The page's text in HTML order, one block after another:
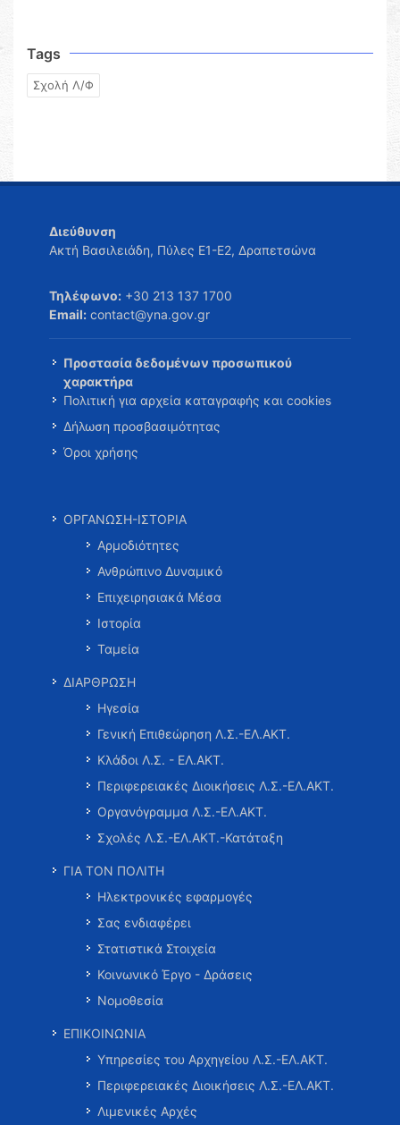
Tags
Σχολή Λ/Φ
Διεύθυνση
Ακτή Βασιλειάδη, Πύλες Ε1-Ε2, Δραπετσώνα
Τηλέφωνο: +30 213 137 1700
Email: contact@yna.gov.gr
Προστασία δεδομένων προσωπικού
χαρακτήρα
Πολιτική για αρχεία καταγραφής και cookies
Δήλωση προσβασιμότητας
Όροι χρήσης
ΟΡΓΑΝΩΣΗ-ΙΣΤΟΡΙΑ
Αρμοδιότητες
Ανθρώπινο Δυναμικό
Επιχειρησιακά Μέσα
Ιστορία
Ταμεία
ΔΙΑΡΘΡΩΣΗ
Ηγεσία
Γενική Επιθεώρηση Λ.Σ.-ΕΛ.ΑΚΤ.
Κλάδοι Λ.Σ. - ΕΛ.ΑΚΤ.
Περιφερειακές Διοικήσεις Λ.Σ.-ΕΛ.ΑΚΤ.
Οργανόγραμμα Λ.Σ.-ΕΛ.ΑΚΤ.
Σχολές Λ.Σ.-ΕΛ.ΑΚΤ.-Κατάταξη
ΓΙΑ ΤΟΝ ΠΟΛΙΤΗ
Ηλεκτρονικές εφαρμογές
Σας ενδιαφέρει
Στατιστικά Στοιχεία
Κοινωνικό Έργο - Δράσεις
Νομοθεσία
ΕΠΙΚΟΙΝΩΝΙΑ
Υπηρεσίες του Αρχηγείου Λ.Σ.-ΕΛ.ΑΚΤ.
Περιφερειακές Διοικήσεις Λ.Σ.-ΕΛ.ΑΚΤ.
Λιμενικές Αρχές